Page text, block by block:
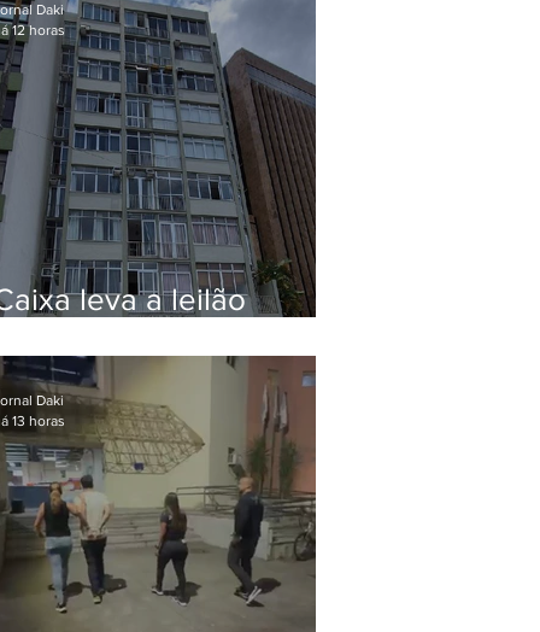
leva a leilão
em Botafogo
Daki
12 horas
Daki
13 horas